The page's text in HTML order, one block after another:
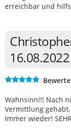
erreichbar und
16.08.2022
Wahnsinn!!! Nach
Vermittlung
Immer wieder!